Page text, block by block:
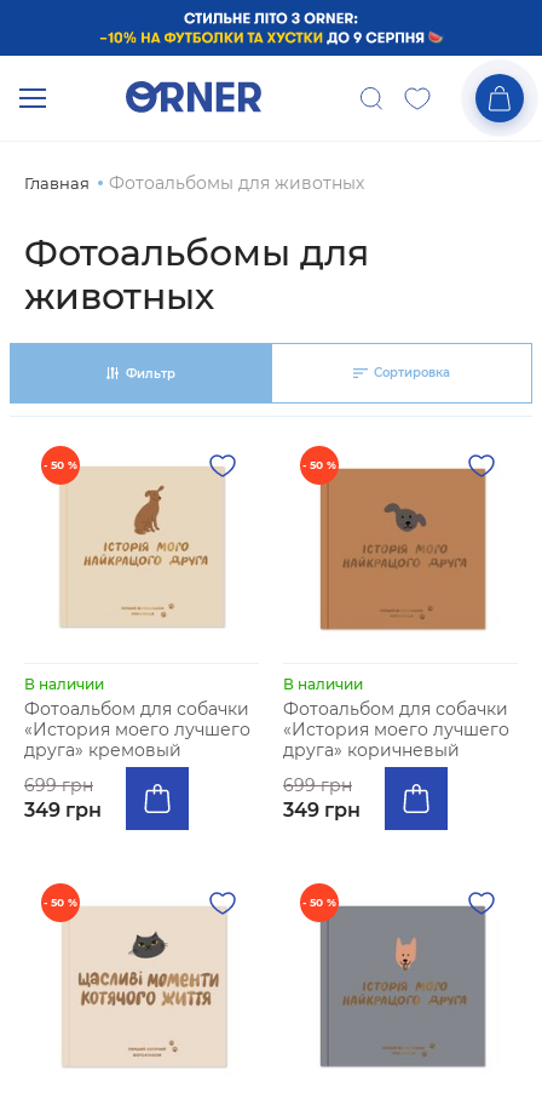
Главная Фотоальбомы для животных
Фотоальбомы для
животных
Фильтр Сортировка
- 50 %
В наличии
Фотоальбом для собачки
«История моего лучшего
друга» кремовый
699 грн
349 грн
- 50 %
В наличии
Фотоальбом для собачки
«История моего лучшего
друга» коричневый
699 грн
349 грн
- 50 % - 50 %